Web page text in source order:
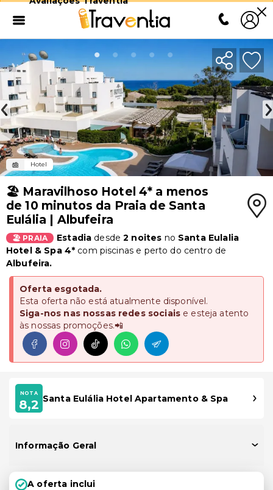
Hotel
🏖️ Maravilhoso Hotel 4* a menos
de 10 minutos da Praia de Santa
Eulália | Albufeira
🏖️ PRAIA Estadia desde 2 noites no Santa Eulalia
Hotel & Spa 4* com piscinas e perto do centro de
Albufeira.
Oferta esgotada.
Esta oferta não está atualmente disponível.
Siga-nos nas nossas redes sociaise esteja atento
às nossas promoções.📲
NOTA
8,2 Santa Eulália Hotel Apartamento & Spa
Informação Geral
A oferta inclui